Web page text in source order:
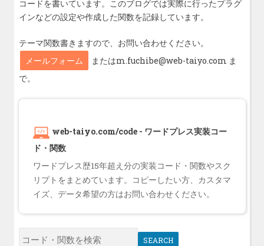
コードを書いています。このブログでは実際に行ったプラグ
インなどの設定や作成した関数を記録しています。
テーマ関数書きますので、お問い合わせください。
メールフォーム
またはm.fuchibe@web-taiyo.com ま
で。
web-taiyo.com/code - ワードプレス実装コー
ド・関数
ワードプレス歴15年超え分の実装コード・関数やスク
リプトをまとめています。コピーしたい方、カスタマ
イズ、データ希望の方はお問い合わせください。
SEARCH